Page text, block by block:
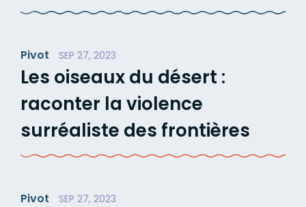
Pivot SEP 27, 2023
Les oiseaux du désert :
raconter la violence
surréaliste des frontières
Pivot SEP 27, 2023